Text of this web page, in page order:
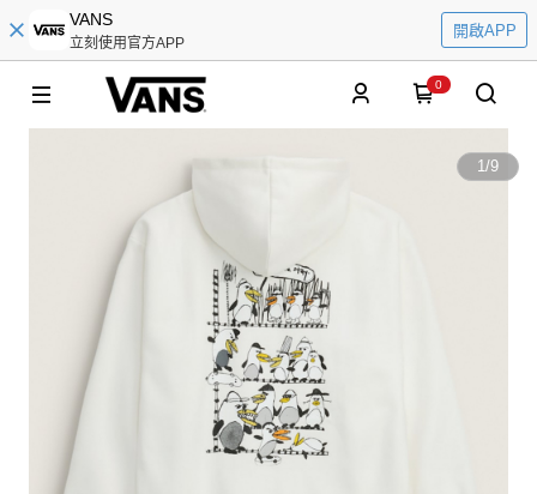
VANS
立刻使用官方APP
開啟APP
0
1/9